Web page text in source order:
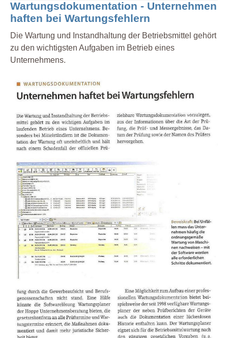
Wartungsdokumentation - Unternehmen
haften bei Wartungsfehlern
Die Wartung und Instandhaltung der Betriebsmittel gehört
zu den wichtigsten Aufgaben im Betrieb eines
Unternehmens.